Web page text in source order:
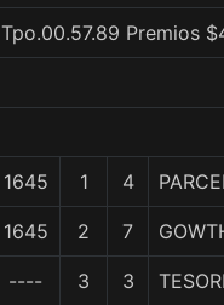
Tpo.00.57.89 Premios
1645 1 4
1645 2 7
---- 3 3